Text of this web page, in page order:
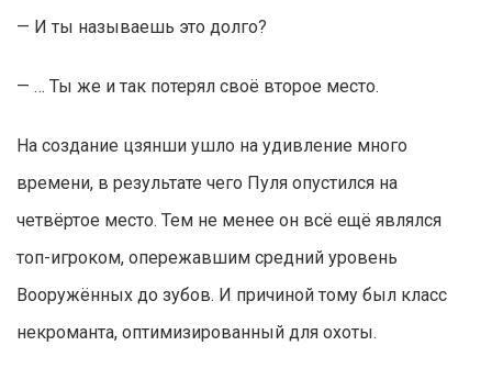
— И ты называешь это долго?
— … Ты же и так потерял своё второе место.
На создание цзянши ушло на удивление много
времени, в результате чего Пуля опустился на
четвёртое место. Тем не менее он всё ещё являлся
топ-игроком, опережавшим средний уровень
Вооружённых до зубов. И причиной тому был класс
некроманта, оптимизированный для охоты.